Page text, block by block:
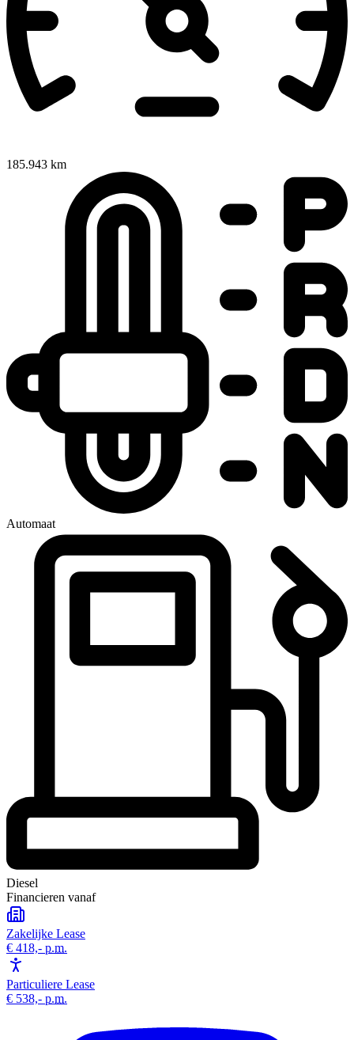
185.943 km
Automaat
Diesel
Financieren vanaf
Zakelijke Lease
€ 418,- p.m.
Particuliere Lease
€ 538,- p.m.